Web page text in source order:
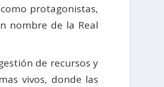
protagonistas,
nombre de la Real
de recursos y
vivos, donde las